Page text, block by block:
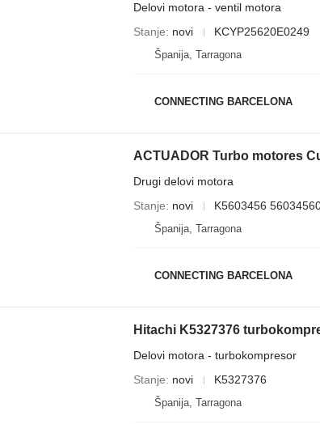
Delovi motora - ventil motora
Stanje
novi KCYP25620E0249
Španija, Tarragona
CONNECTING BARCELONA
ACTUADOR Turbo motores
Drugi delovi motora
Stanje
novi K5603456
Španija, Tarragona
CONNECTING BARCELONA
Hitachi K5327376
Delovi motora - turbokompresor
Stanje
novi K5327376
Španija, Tarragona